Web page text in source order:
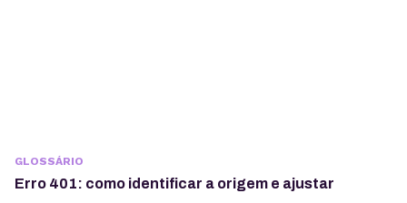
GLOSSÁRIO
Erro 401: como identificar a origem e ajustar